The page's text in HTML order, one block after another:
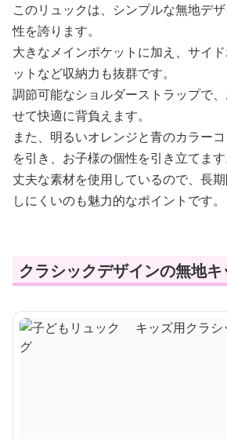
このリュックは、シンプルな無地デ
性を誇ります。
大きなメインポケットに加え、サイ
ットなど収納力も抜群です。
調節可能なショルダーストラップで
せて快適に背負えます。
また、明るいオレンジと青のカラー
を引き、お子様の個性を引き立てます
丈夫な素材を使用しているので、長
しにくいのも魅力的なポイントです。
クラシックデザインの無地